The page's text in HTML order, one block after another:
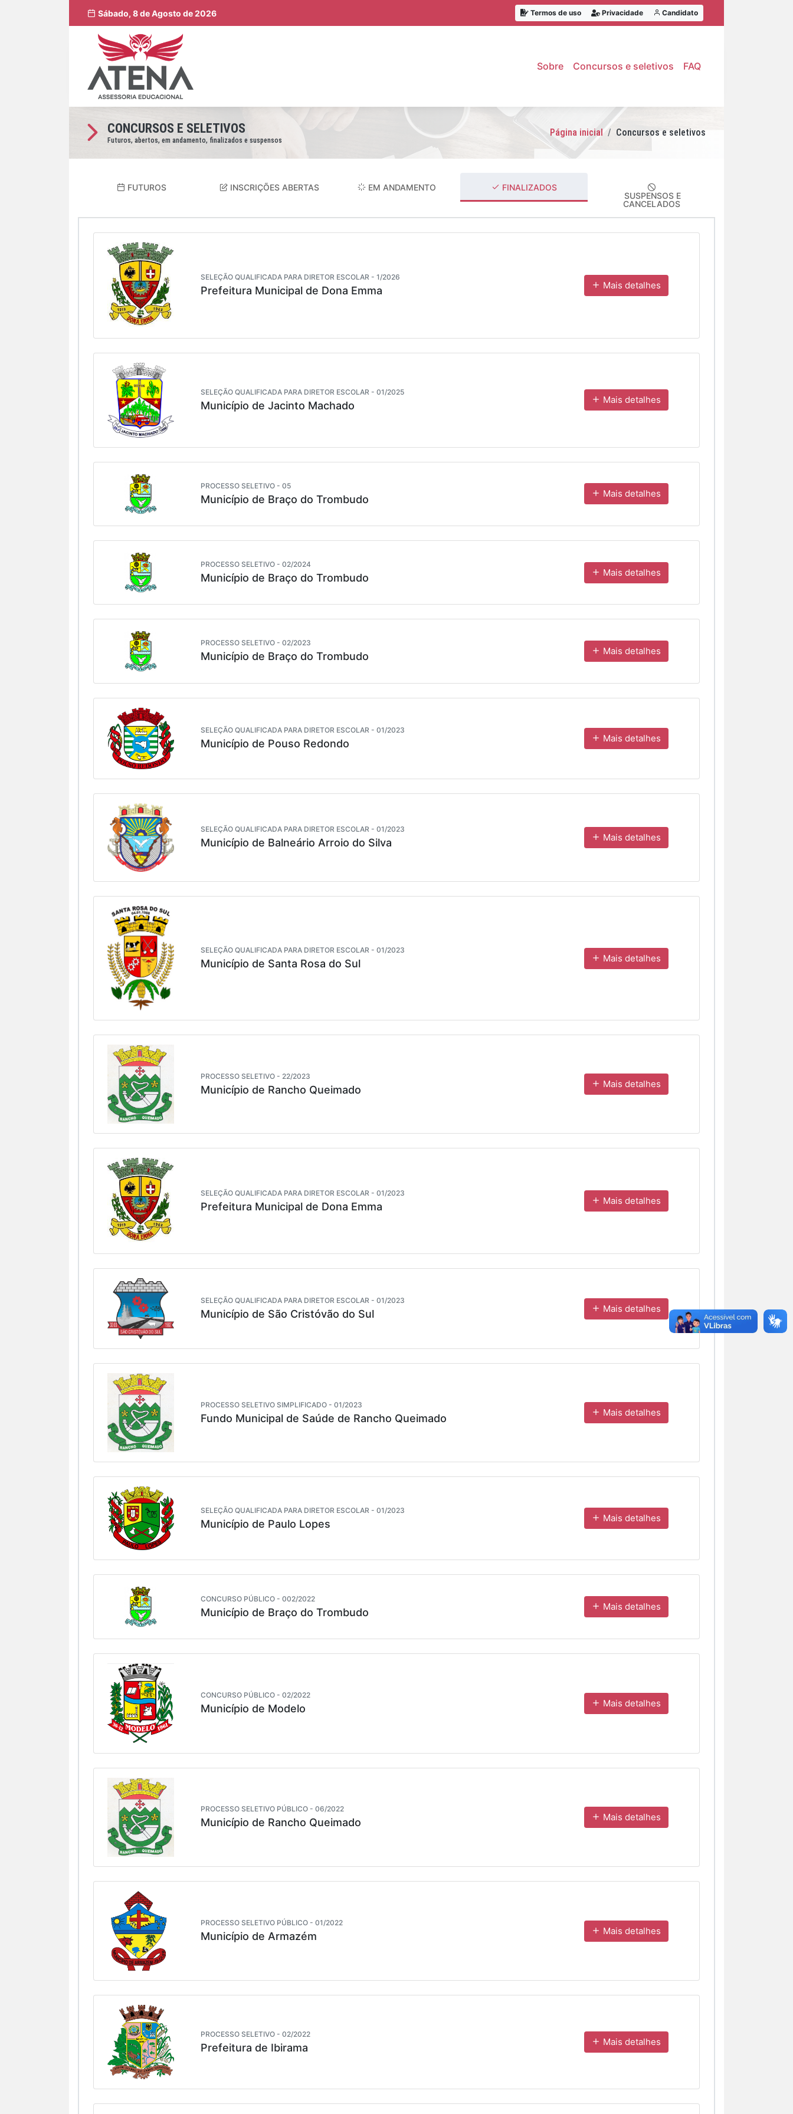
Sábado, 8 de Agosto de 2026 Termos de uso Privacidade Candidato
Sobre Concursos e seletivos FAQ
CONCURSOS E SELETIVOS
Futuros, abertos, em andamento, finalizados e suspensos
Página inicial Concursos e seletivos
FUTUROS INSCRIÇÕES ABERTAS EM ANDAMENTO
FINALIZADOS
SUSPENSOS E
CANCELADOS
SELEÇÃO QUALIFICADA PARA DIRETOR ESCOLAR - 1/2026
Prefeitura Municipal de Dona Emma Mais detalhes
SELEÇÃO QUALIFICADA PARA DIRETOR ESCOLAR - 01/2025
Município de Jacinto Machado Mais detalhes
PROCESSO SELETIVO - 05
Município de Braço do Trombudo Mais detalhes
PROCESSO SELETIVO - 02/2024
Município de Braço do Trombudo Mais detalhes
PROCESSO SELETIVO - 02/2023
Município de Braço do Trombudo Mais detalhes
SELEÇÃO QUALIFICADA PARA DIRETOR ESCOLAR - 01/2023
Município de Pouso Redondo Mais detalhes
SELEÇÃO QUALIFICADA PARA DIRETOR ESCOLAR - 01/2023
Município de Balneário Arroio do Silva Mais detalhes
SELEÇÃO QUALIFICADA PARA DIRETOR ESCOLAR - 01/2023
Município de Santa Rosa do Sul Mais detalhes
PROCESSO SELETIVO - 22/2023
Município de Rancho Queimado Mais detalhes
SELEÇÃO QUALIFICADA PARA DIRETOR ESCOLAR - 01/2023
Prefeitura Municipal de Dona Emma Mais detalhes
SELEÇÃO QUALIFICADA PARA DIRETOR ESCOLAR - 01/2023
Município de São Cristóvão do Sul Mais detalhes
PROCESSO SELETIVO SIMPLIFICADO - 01/2023
Fundo Municipal de Saúde de Rancho Queimado Mais detalhes
SELEÇÃO QUALIFICADA PARA DIRETOR ESCOLAR - 01/2023
Município de Paulo Lopes Mais detalhes
CONCURSO PÚBLICO - 002/2022
Município de Braço do Trombudo Mais detalhes
CONCURSO PÚBLICO - 02/2022
Município de Modelo Mais detalhes
PROCESSO SELETIVO PÚBLICO - 06/2022
Município de Rancho Queimado Mais detalhes
PROCESSO SELETIVO PÚBLICO - 01/2022
Município de Armazém Mais detalhes
PROCESSO SELETIVO - 02/2022
Prefeitura de Ibirama Mais detalhes